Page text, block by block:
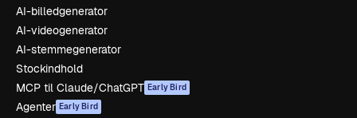
AI-billedgenerator
AI-videogenerator
AI-stemmegenerator
Stockindhold
MCP til Claude/ChatGPT Early Bird
Agenter Early Bird